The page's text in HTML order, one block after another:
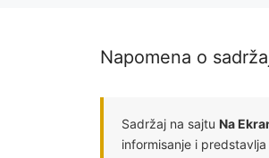
Napomena o
Sadržaj na sajtu Na
informisanje i